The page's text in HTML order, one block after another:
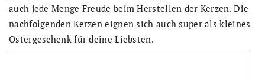
auch jede Menge Freude beim Herstellen der Kerzen. Die
nachfolgenden Kerzen eignen sich auch super als kleines
Ostergeschenk für deine Liebsten.